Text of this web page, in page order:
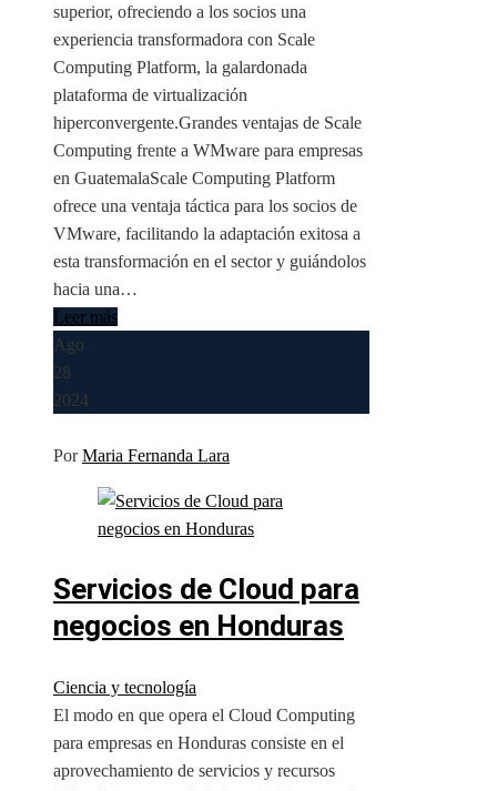
superior, ofreciendo a los socios una
experiencia transformadora con Scale
Computing Platform, la galardonada
plataforma de virtualización
hiperconvergente.Grandes ventajas de Scale
Computing frente a WMware para empresas
en GuatemalaScale Computing Platform
ofrece una ventaja táctica para los socios de
VMware, facilitando la adaptación exitosa a
esta transformación en el sector y guiándolos
hacia una…
Leer más
Ago
28
2024
PorMaria Fernanda Lara
Servicios de Cloud para
negocios en Honduras
Ciencia y tecnología
El modo en que opera el Cloud Computing
para empresas en Honduras consiste en el
aprovechamiento de servicios y recursos